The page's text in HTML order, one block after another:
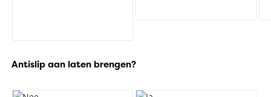
Antislip aan laten brengen?